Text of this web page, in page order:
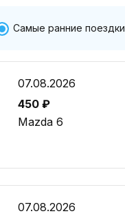
Самые ранние поездки
07.08.2026
450 ₽
Mazda 6
07.08.2026